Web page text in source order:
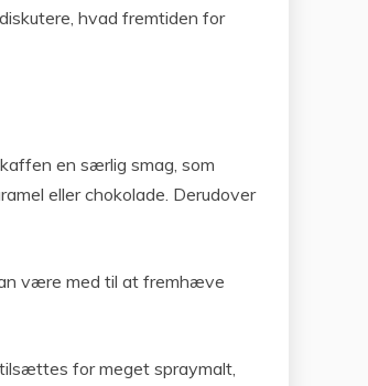
hvad fremtiden for
en særlig smag, som
eller chokolade. Derudover
være med til at fremhæve
for meget spraymalt,